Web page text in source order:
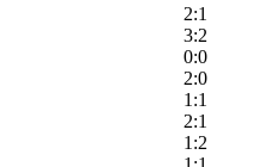
2:1
3:2
0:0
2:0
1:1
2:1
1:2